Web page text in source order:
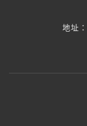
地址：